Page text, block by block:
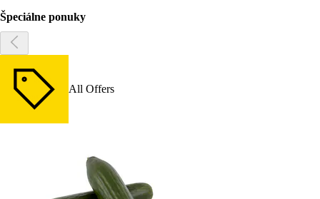
Špeciálne ponuky
All Offers